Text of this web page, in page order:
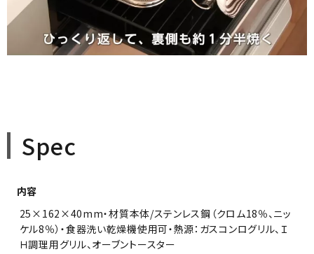
Spec
内容
25×162×40mm・材質本体/ステンレス鋼（クロム18％、ニッ
ケル8％）・食器洗い乾燥機使用可・熱源：ガスコンログリル、Ｉ
Ｈ調理用グリル、オーブントースター